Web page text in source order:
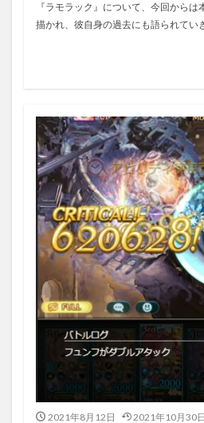
『ラモラック』について、今回から
描かれ、彼自身の過去にも語られてい
2021年8月12日 2021年10月30日